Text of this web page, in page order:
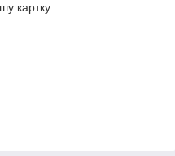
картку